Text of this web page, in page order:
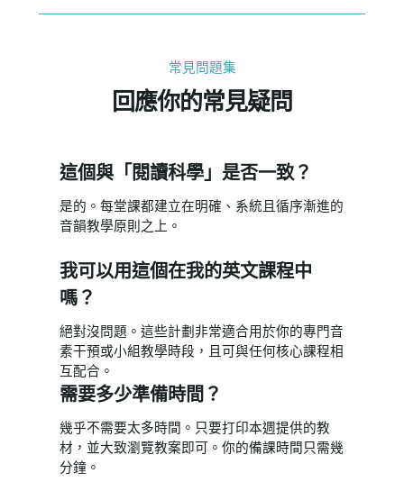
常見問題集
回應你的常見疑問
這個與「閱讀科學」是否一致？
是的。每堂課都建立在明確、系統且循序漸進的
音韻教學原則之上。
我可以用這個在我的英文課程中
嗎？
絕對沒問題。這些計劃非常適合用於你的專門音
素干預或小組教學時段，且可與任何核心課程相
互配合。
需要多少準備時間？
幾乎不需要太多時間。只要打印本週提供的教
材，並大致瀏覽教案即可。你的備課時間只需幾
分鐘。